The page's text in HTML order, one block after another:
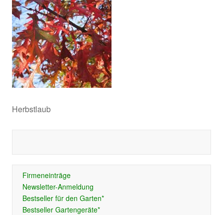
Herbstlaub
Firmeneinträge
Newsletter-Anmeldung
Bestseller für den Garten*
Bestseller Gartengeräte*